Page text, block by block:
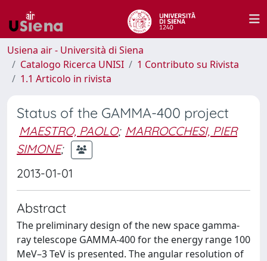
Usiena air - Università di Siena
Catalogo Ricerca UNISI
1 Contributo su Rivista
1.1 Articolo in rivista
Status of the GAMMA-400 project
MAESTRO, PAOLO; MARROCCHESI, PIER
SIMONE;
2013-01-01
Abstract
The preliminary design of the new space gamma-
ray telescope GAMMA-400 for the energy range 100
MeV–3 TeV is presented. The angular resolution of